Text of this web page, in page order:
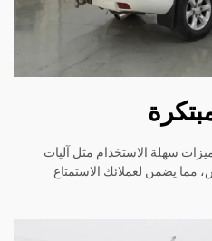
سهلة الاستخدام مثل آليات
يضمن لعملائك الاستمتاع